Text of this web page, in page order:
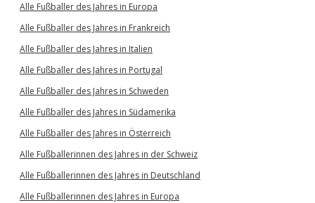
Alle Fußballer des Jahres in Europa
Alle Fußballer des Jahres in Frankreich
Alle Fußballer des Jahres in Italien
Alle Fußballer des Jahres in Portugal
Alle Fußballer des Jahres in Schweden
Alle Fußballer des Jahres in Südamerika
Alle Fußballer des Jahres in Österreich
Alle Fußballerinnen des Jahres in der Schweiz
Alle Fußballerinnen des Jahres in Deutschland
Alle Fußballerinnen des Jahres in Europa